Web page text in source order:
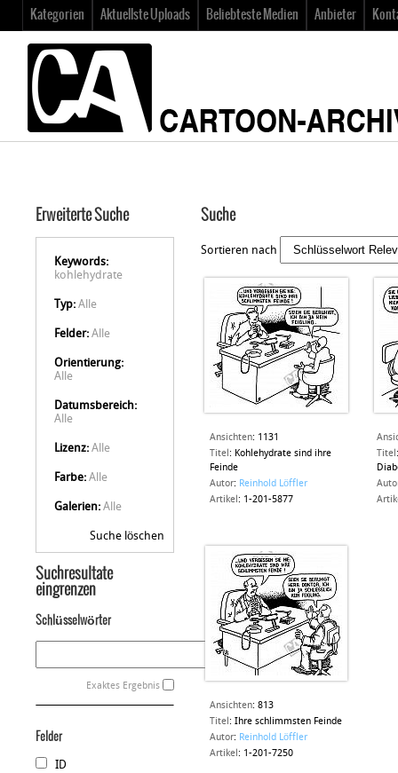
Kategorien Aktuellste Uploads Beliebteste Medien Anbieter
Erweiterte Suche
Keywords:
kohlehydrate
Typ: Alle
Felder: Alle
Orientierung:
Alle
Datumsbereich:
Alle
Lizenz: Alle
Farbe: Alle
Galerien: Alle
Suche löschen
Suchresultate
eingrenzen
Schlüsselwörter
Exaktes Ergebnis
Felder
ID
Suche
Sortieren nach
Ansichten: 1131
Titel : Kohlehydrate sind ihre
Feinde
Autor: Reinhold Löffler
Artikel : 1-201-5877
Titel
Ansichten: 813
Titel : Ihre schlimmsten Feinde
Autor: Reinhold Löffler
Artikel : 1-201-7250